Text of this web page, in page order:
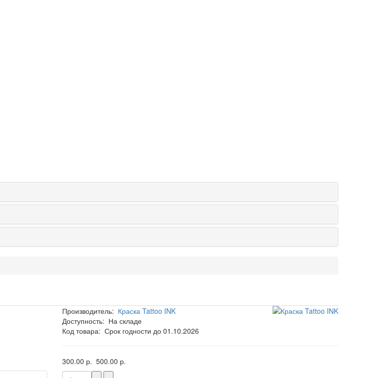
Производитель: Краска Tattoo INK
Доступность: На складе
Код товара: Срок годности до 01.10.2026
300.00 р. 500.00 р.